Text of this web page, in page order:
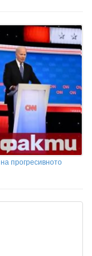
прогресивното